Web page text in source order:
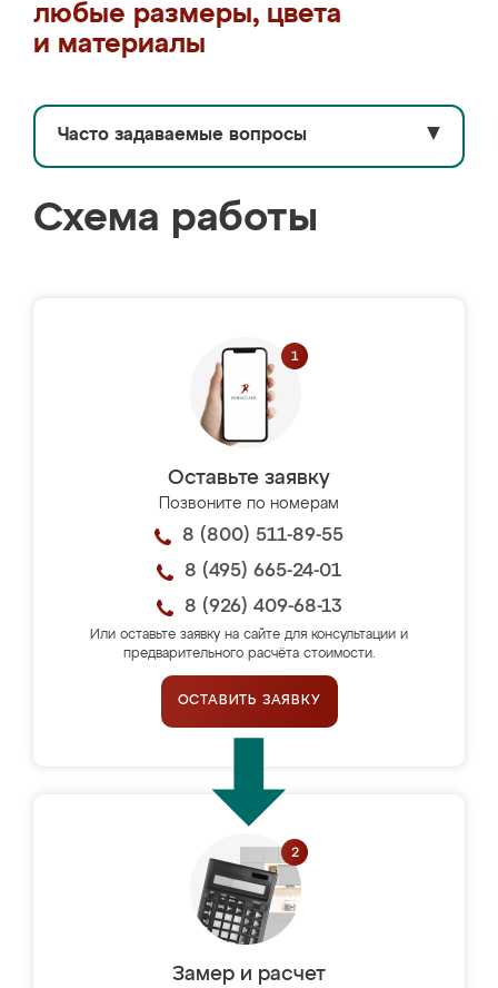
любые размеры, цвета
и материалы
Часто задаваемые вопросы ▼
Схема работы
Оставьте заявку
Позвоните по номерам
8 (800) 511-89-55
8 (495) 665-24-01
8 (926) 409-68-13
Или оставьте заявку на сайте для консультации и
предварительного расчёта стоимости.
ОСТАВИТЬ ЗАЯВКУ
Замер и расчет